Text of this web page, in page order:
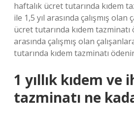
haftalık ücret tutarında kıdem
ile 1,5 yıl arasında çalışmış olan
ücret tutarında kıdem tazminatı
arasında çalışmış olan
tutarında kıdem tazminatı
1 yıllık kıdem ve
tazminatı ne